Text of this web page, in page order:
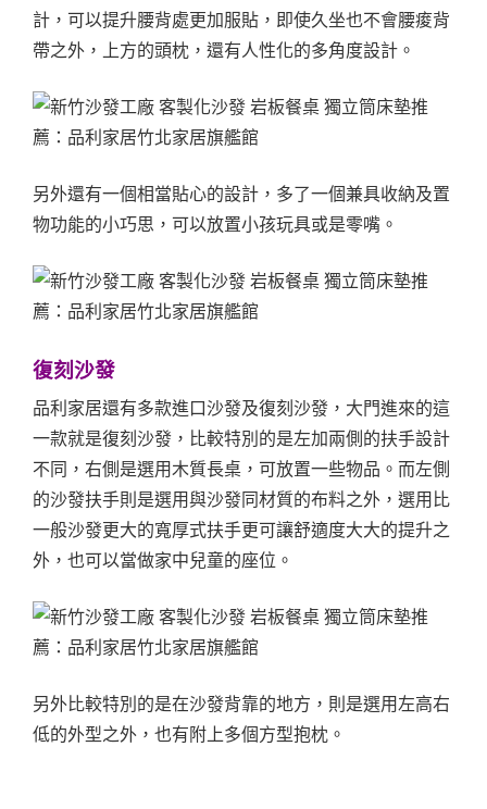
計，可以提升腰背處更加服貼，即使久坐也不會腰痠背
帶之外，上方的頭枕，還有人性化的多角度設計。
另外還有一個相當貼心的設計，多了一個兼具收納及置
物功能的小巧思，可以放置小孩玩具或是零嘴。
復刻沙發
品利家居還有多款進口沙發及復刻沙發，大門進來的這
一款就是復刻沙發，比較特別的是左加兩側的扶手設計
不同，右側是選用木質長桌，可放置一些物品。而左側
的沙發扶手則是選用與沙發同材質的布料之外，選用比
一般沙發更大的寬厚式扶手更可讓舒適度大大的提升之
外，也可以當做家中兒童的座位。
另外比較特別的是在沙發背靠的地方，則是選用左高右
低的外型之外，也有附上多個方型抱枕。